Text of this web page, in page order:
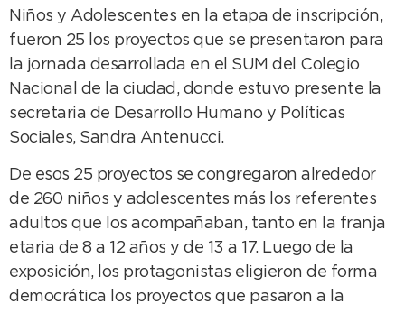
Niños y Adolescentes en la etapa de inscripción,
fueron 25 los proyectos que se presentaron para
la jornada desarrollada en el SUM del Colegio
Nacional de la ciudad, donde estuvo presente la
secretaria de Desarrollo Humano y Políticas
Sociales, Sandra Antenucci.
De esos 25 proyectos se congregaron alrededor
de 260 niños y adolescentes más los referentes
adultos que los acompañaban, tanto en la franja
etaria de 8 a 12 años y de 13 a 17. Luego de la
exposición, los protagonistas eligieron de forma
democrática los proyectos que pasaron a la